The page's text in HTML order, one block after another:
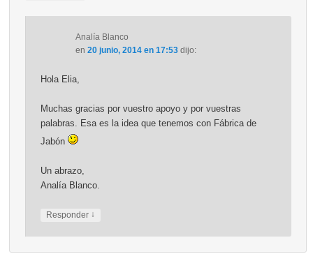
Analía Blanco
en 20 junio, 2014 en 17:53 dijo:
Hola Elia,
Muchas gracias por vuestro apoyo y por vuestras
palabras. Esa es la idea que tenemos con Fábrica de
Jabón
Un abrazo,
Analía Blanco.
Responder ↓